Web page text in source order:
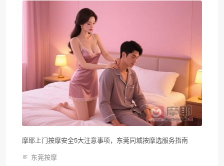
摩耶上门按摩安全5大注意事项，东莞同城按摩选服务指南
东莞按摩